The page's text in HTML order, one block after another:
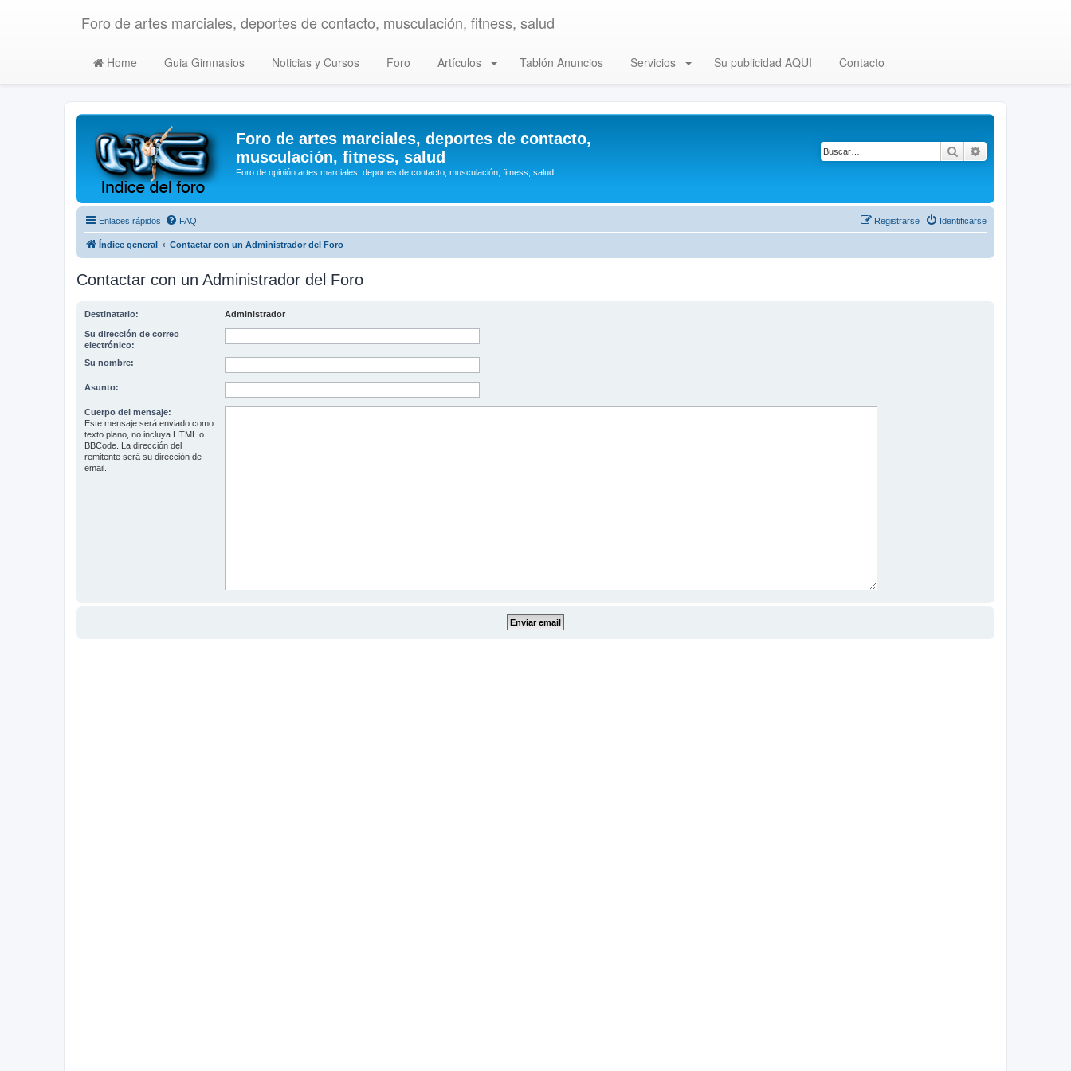
Foro de artes marciales, deportes de contacto, musculación, fitness, salud
Home Guia Gimnasios Noticias y Cursos Foro Artículos Tablón Anuncios Servicios Su publicidad AQUI Contacto
Foro de artes marciales, deportes de contacto,
musculación, fitness, salud
Foro de opinión artes marciales, deportes de contacto, musculación, fitness, salud
Buscar
Enlaces rápidos FAQ Identificarse
Registrarse
Índice general Contactar con un Administrador del Foro
Contactar con un Administrador del Foro
Destinatario: Administrador
Su dirección de correo
electrónico:
Su nombre:
Asunto:
Cuerpo del mensaje:
Este mensaje será enviado como
texto plano, no incluya HTML o
BBCode. La dirección del
remitente será su dirección de
email.